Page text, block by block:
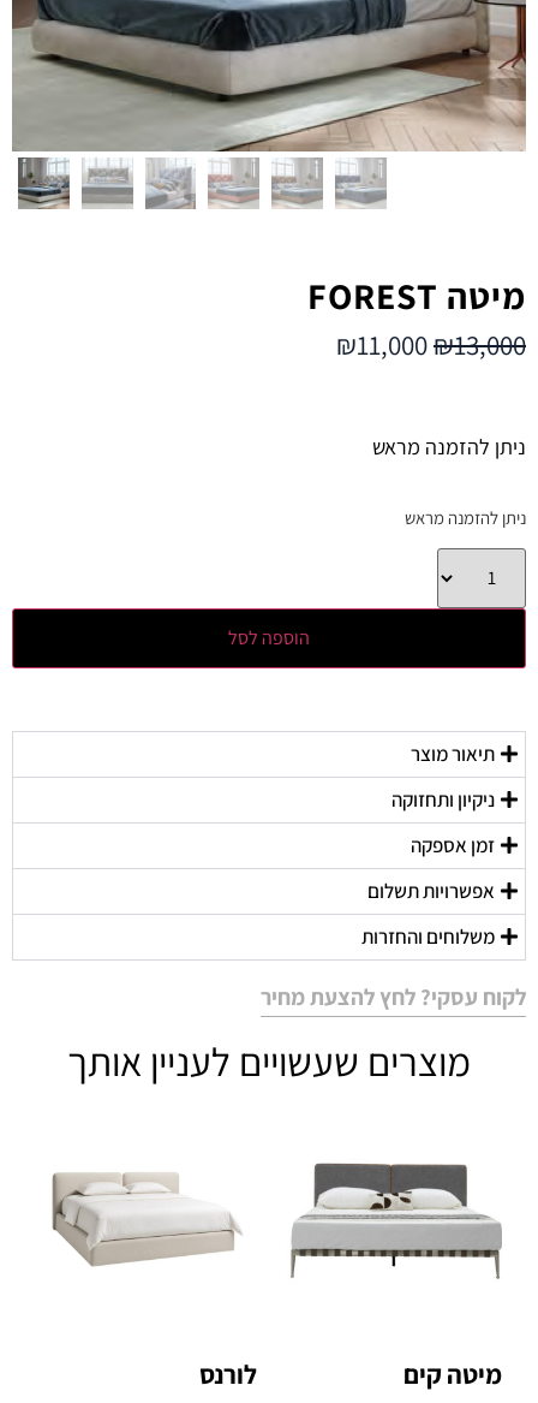
מיטה FOREST
₪13,000
₪11,000
ניתן להזמנה מראש
ניתן להזמנה מראש
הוספה לסל
תיאור מוצר
ניקיון ותחזוקה
זמן אספקה
אפשרויות תשלום
משלוחים והחזרות
לקוח עסקי? לחץ להצעת מחיר
מוצרים שעשויים לעניין אותך
מיטה קים לורנס